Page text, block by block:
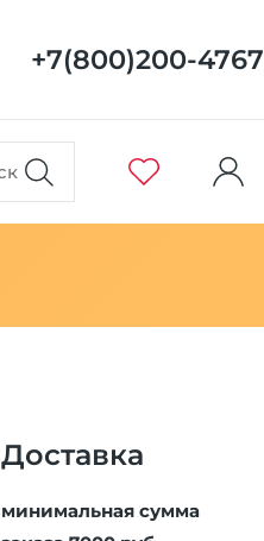
+7(800)200-4767
Доставка
минимальная сумма